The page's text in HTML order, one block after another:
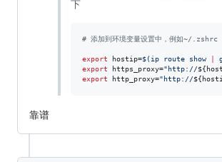
下
# 添加到环境变量设置中，例如~/.zshrc
export hostip=$(ip route show
export https_proxy="http://
export http_proxy="http://
靠谱